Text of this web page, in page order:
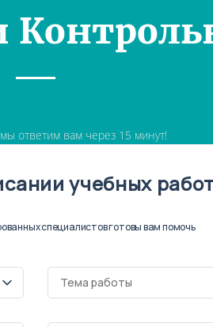
ответим вам через 15 минут!
учебных
специалистов готовы вам помочь